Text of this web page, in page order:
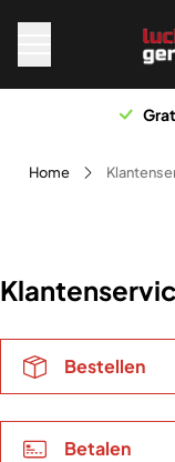
Home
Bestellen
Betalen